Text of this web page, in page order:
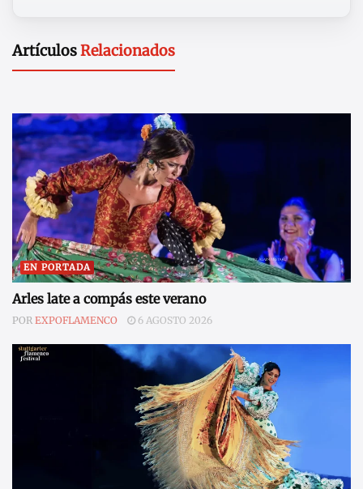
ArtículosRelacionados
EN PORTADA
Arles late a compás este verano
POR EXPOFLAMENCO 6 AGOSTO 2026